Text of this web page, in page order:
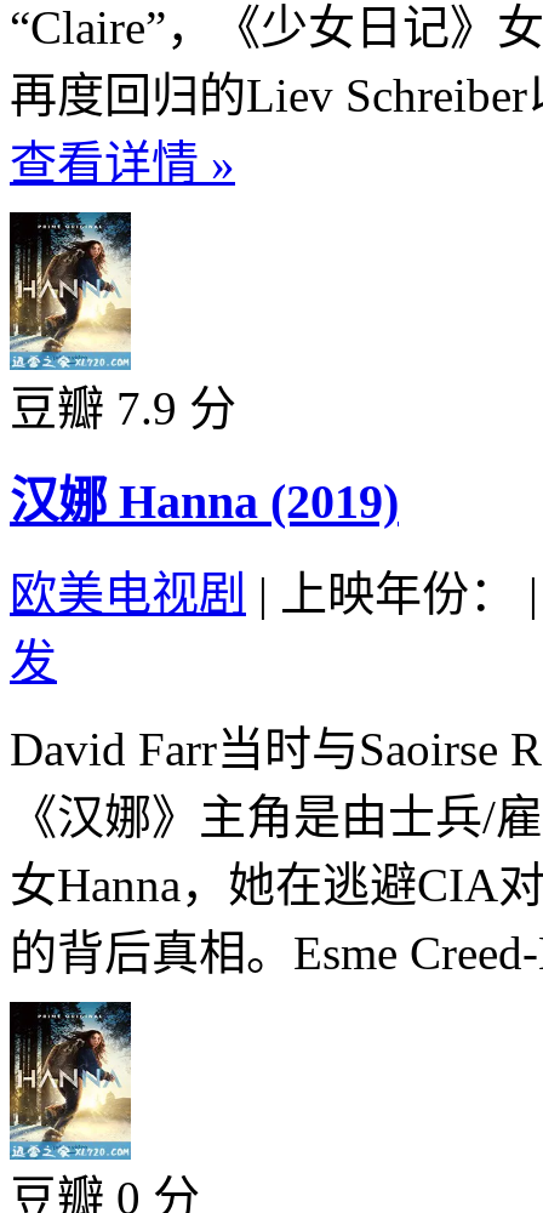
“Claire”，《少女日记》
再度回归的Liev
查看详情 »
豆瓣 7.9 分
汉娜 Hanna (2019)
欧美电视剧 | 上映年份：
|
发
David Farr当时与Saoirse
《汉娜》主角是由士兵/
女Hanna，她在逃避CIA
的背后真相。Esme
豆瓣 0 分